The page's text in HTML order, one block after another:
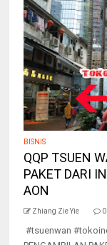
BISNIS
QQP TSUEN
PAKET DARI
AON
Zhiang Zie Yie 0
#tsuenwan